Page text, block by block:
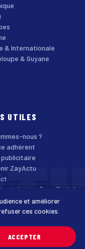
& Internationale
& Guyane
UTILES
nous ?
adhérent
publicitaire
ZayActu
réalisé par Enjoy Digital
et améliorer
ces cookies.
ACCEPTER